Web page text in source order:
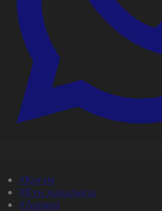
#Қоғам
#Күн жаңалығы
#Aqparat